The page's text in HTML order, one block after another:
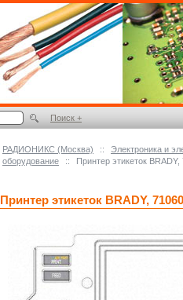
РАДИОНИКС (Москва) ::
Электроника и
оборудование
:: Принтер этикеток BRADY,
Принтер этикеток BRADY,
Поиск +